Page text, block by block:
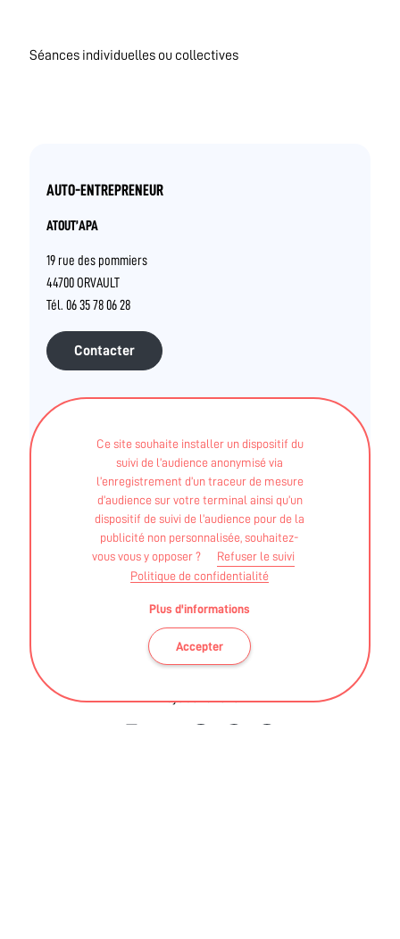
Ce site souhaite installer un dispositif du
suivi de l’audience anonymisé via
l’enregistrement d’un traceur de mesure
d’audience sur votre terminal ainsi qu’un
dispositif de suivi de l’audience pour de la
publicité non personnalisée, souhaitez-
vous vous y opposer ?
Refuser le suivi
Politique de confidentialité
Plus d'informations
Accepter
Séances individuelles ou collectives
AUTO-ENTREPRENEUR
ATOUT’APA
19 rue des pommiers
44700 ORVAULT
Tél. 06 35 78 06 28
Contacter
YAELLE DEGRIMAUDET
STAPS APA - Licence STAPS mention Activités
Physiques Adaptées et Santé
Pays de La Loire